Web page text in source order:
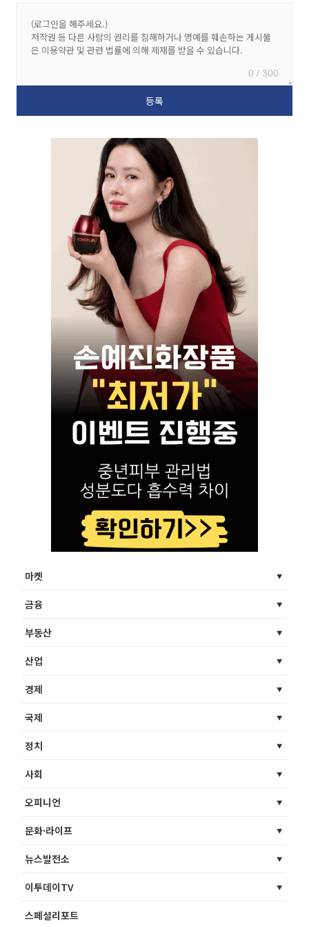
0 / 300
마켓
금융
부동산
산업
경제
국제
정치
사회
오피니언
문화·라이프
뉴스발전소
이투데이TV
스페셜리포트